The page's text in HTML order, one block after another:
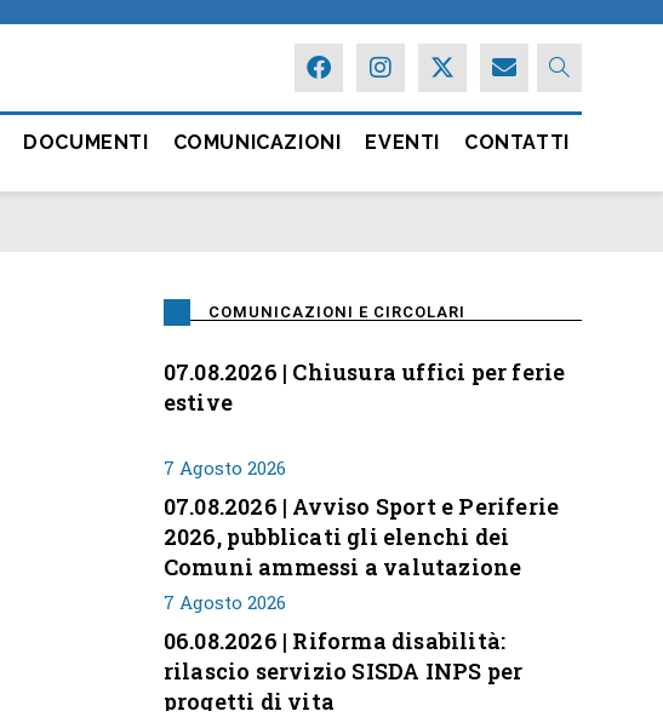
DOCUMENTI COMUNICAZIONI EVENTI CONTATTI
COMUNICAZIONI E CIRCOLARI
07.08.2026 | Chiusura uffici per ferie
estive
7 Agosto 2026
07.08.2026 | Avviso Sport e Periferie
2026, pubblicati gli elenchi dei
Comuni ammessi a valutazione
7 Agosto 2026
06.08.2026 | Riforma disabilità:
rilascio servizio SISDA INPS per
progetti di vita